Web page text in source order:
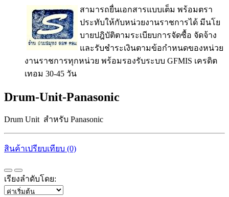
สามารถยื่นเอกสารแบบเต็ม พร้อมตรา
ประทับให้กับหน่วยงานราชการได้ มีนโย
บายปฎิบัติตามระเบียบการจัดซื้อ จัดจ้าง
และรับชำระเงินตามข้อกำหนดของหน่วย
งานราชการทุกหน่วย พร้อมรองรับระบบ GFMIS เครดิต
เทอม 30-45 วัน
Drum-Unit-Panasonic
Drum Unit สำหรับ Panasonic
สินค้าเปรียบเทียบ (0)
เรียงลำดับโดย: